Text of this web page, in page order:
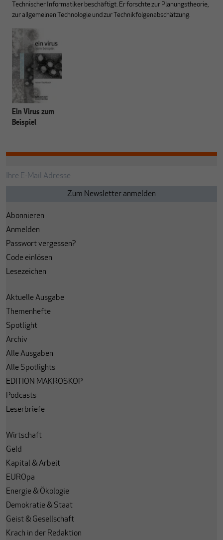
Technischer Informatiker beschäftigt. Er forschte zur Planungstheorie,
zur allgemeinen Technologie und zur Technikfolgenabschätzung.
Ein Virus zum
Beispiel
Abonnieren
Anmelden
Passwort vergessen?
Code einlösen
Lesezeichen
Aktuelle Ausgabe
Themenhefte
Spotlight
Archiv
Alle Ausgaben
Alle Spotlights
EDITION MAKROSKOP
Podcasts
Leserbriefe
Wirtschaft
Geld
Kapital & Arbeit
EUROpa
Energie & Ökologie
Demokratie & Staat
Geist & Gesellschaft
Krach in der Redaktion